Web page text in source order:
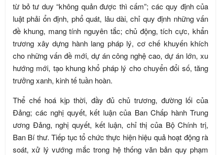
từ bỏ tư duy “không quản được thì cấm”; các quy định của
luật phải ổn định, phổ quát, lâu dài, chỉ quy định những vấn
đề khung, mang tính nguyên tắc; chủ động, tích cực, khẩn
trương xây dựng hành lang pháp lý, cơ chế khuyến khích
cho những vấn đề mới, dự án công nghệ cao, dự án lớn, xu
hướng mới, tạo khung khổ pháp lý cho chuyển đổi số, tăng
trưởng xanh, kinh tế tuần hoàn.
Thể chế hoá kịp thời, đầy đủ chủ trương, đường lối của
Đảng; các nghị quyết, kết luận của Ban Chấp hành Trung
ương Đảng, nghị quyết, kết luận, chỉ thị của Bộ Chính trị,
Ban Bí thư. Tiếp tục tổ chức thực hiện hiệu quả hoạt động rà
soát, xử lý vướng mắc trong hệ thống văn bản quy phạm